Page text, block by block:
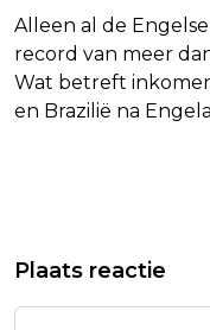
Alleen al de
record van meer
Wat betreft
en Brazilië na
RIJ IN SIMAC
GTST-
BUSSER UIT
Plaats reactie